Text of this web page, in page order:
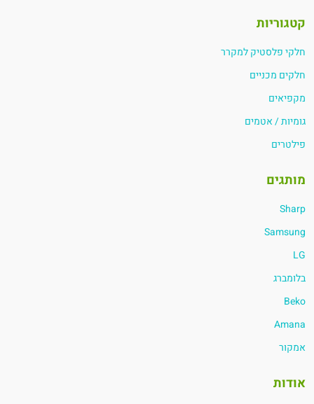
קטגוריות
חלקי פלסטיק למקרר
חלקים מכניים
מקפיאים
גומיות / אטמים
פילטרים
מותגים
Sharp
Samsung
LG
בלומברג
Beko
Amana
אמקור
אודות